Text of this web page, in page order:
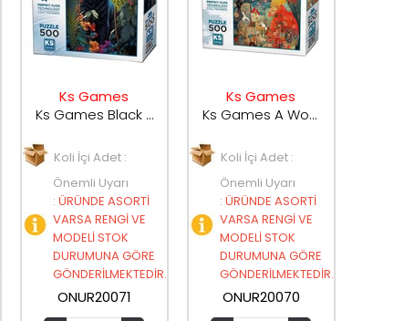
Ks Games
Ks Games Black Panther Puzzle 500 Parça 20071
Koli İçi Adet :
Önemli Uyarı
: ÜRÜNDE ASORTİ
VARSA RENGİ VE
MODELİ STOK
DURUMUNA GÖRE
GÖNDERİLMEKTEDİR.
ONUR20071
Ks Games
Ks Games A Woman İn Red Kimono 500 Parça 20070
Koli İçi Adet :
Önemli Uyarı
: ÜRÜNDE ASORTİ
VARSA RENGİ VE
MODELİ STOK
DURUMUNA GÖRE
GÖNDERİLMEKTEDİR.
ONUR20070